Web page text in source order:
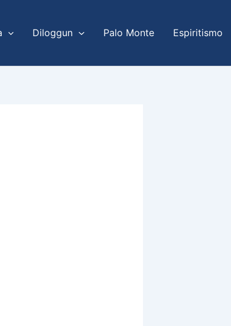
Diloggun Palo Monte Espiritismo